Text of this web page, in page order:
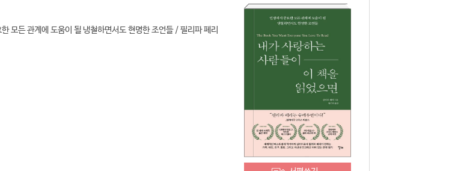
모든 관계에 도움이 될 냉철하면서도 현명한 조언들 / 필리파 페리